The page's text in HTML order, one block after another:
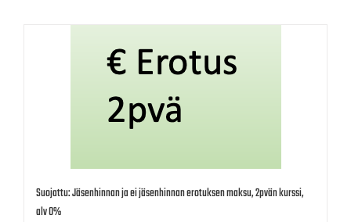
Suojattu: Jäsenhinnan ja ei jäsenhinnan erotuksen maksu, 2pvän kurssi,
alv 0%